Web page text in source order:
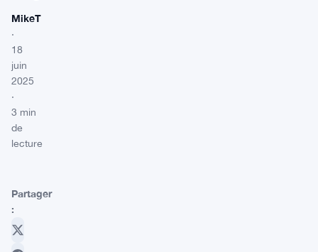
MikeT
·
18
juin
2025
·
3 min
de
lecture
Partager
: